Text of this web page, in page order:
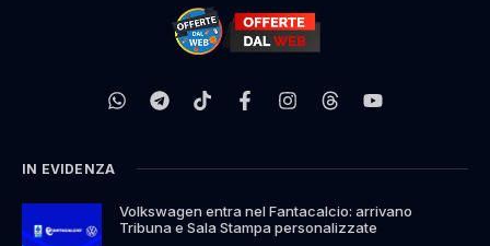
IN EVIDENZA
Volkswagen entra nel Fantacalcio: arrivano
Tribuna e Sala Stampa personalizzate